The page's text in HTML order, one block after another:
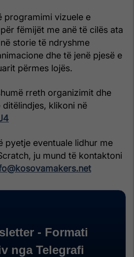
programimi vizuele e
fëmijët me anë të cilës ata
storie të ndryshme
dhe të jenë pjesë e
përmes lojës.
rreth organizimit dhe
klikoni në
pyetje eventuale lidhur me
ju mund të kontaktoni